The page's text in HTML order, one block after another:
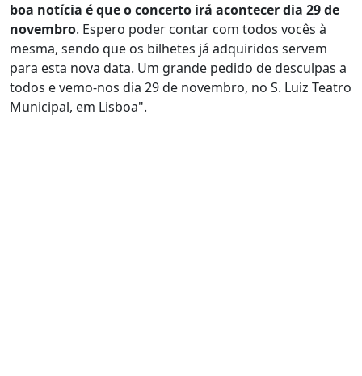
boa notícia é que o concerto irá acontecer dia 29 de
novembro. Espero poder contar com todos vocês à
mesma, sendo que os bilhetes já adquiridos servem
para esta nova data. Um grande pedido de desculpas a
todos e vemo-nos dia 29 de novembro, no S. Luiz Teatro
Municipal, em Lisboa".